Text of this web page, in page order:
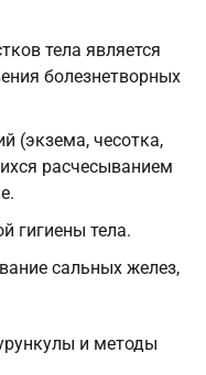
тела является
болезнетворных
(экзема, чесотка,
расчесыванием
гигиены тела.
сальных желез,